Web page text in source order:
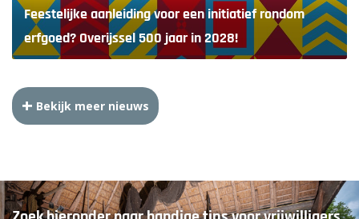
Feestelijke aanleiding voor een initiatief rondom
erfgoed? Overijssel 500 jaar in 2028!
Bekijk meer nieuws